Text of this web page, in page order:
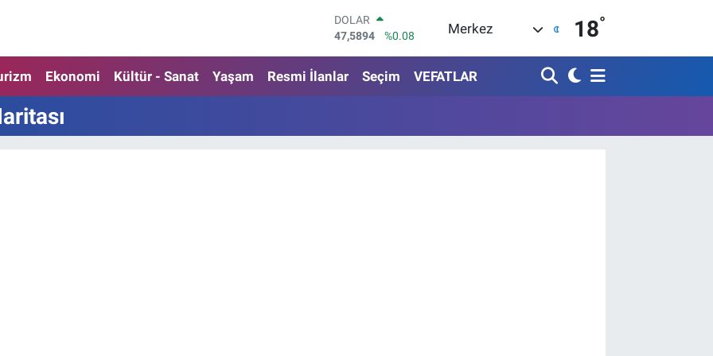
DOLAR
47,5894
%0.08
55,0398
%-0.02
STERLİN
64,1581
Merkez 18°
Ekonomi Kültür - Sanat Yaşam Resmi İlanlar Seçim VEFATLAR